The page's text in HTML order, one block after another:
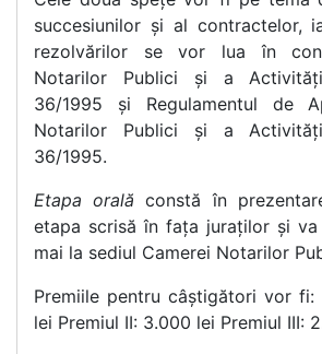
succesiunilor și al contractelor,
rezolvărilor se vor lua în
Notarilor Publici și a
36/1995 și Regulamentul de
Notarilor Publici și a
36/1995.
Etapa orală constă în
etapa scrisă în fața juraților și
mai la sediul Camerei Notarilor
Premiile pentru câștigători vor fi:
lei Premiul II: 3.000 lei Premiul III: